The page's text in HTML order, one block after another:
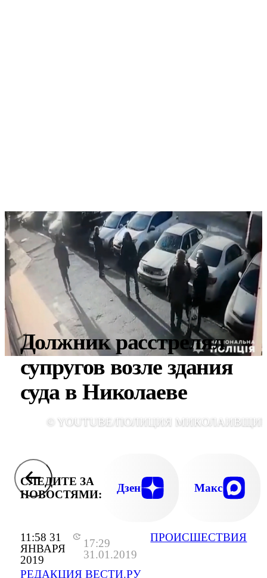
11:58 31
ЯНВАРЯ
2019
17:29
31.01.2019
РЕДАКЦИЯ ВЕСТИ.РУ
ПРОИСШЕСТВИЯ
Должник расстрелял
супругов возле здания
суда в Николаеве
© YOUTUBE/ПОЛИЦИЯ
СЛЕДИТЕ ЗА
НОВОСТЯМИ:
Дзен Макс